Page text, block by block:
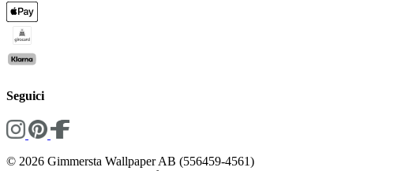
Seguici
© 2026 Gimmersta Wallpaper AB (556459-4561)